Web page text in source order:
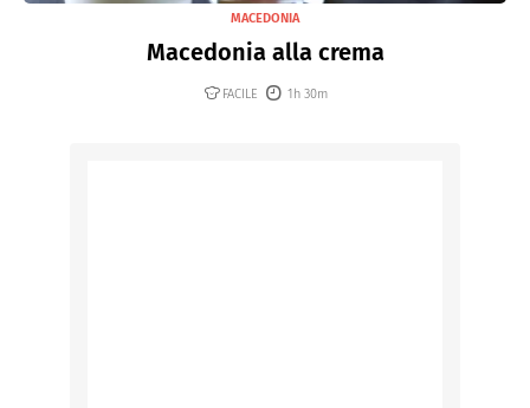
MACEDONIA
Macedonia alla crema
FACILE 1h 30m